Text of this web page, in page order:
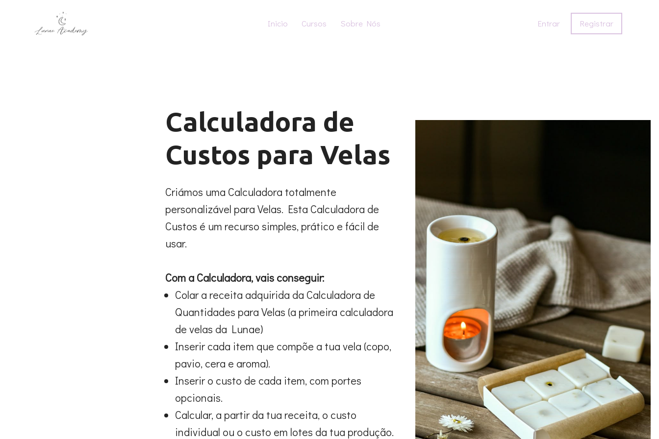
Inicio Cursos Sobre Nós Entrar Registrar
Calculadora de
Custos para Velas
Criámos uma Calculadora totalmente
personalizável para Velas. Esta Calculadora de
Custos é um recurso simples, prático e fácil de
usar.
Com a Calculadora, vais conseguir:
Colar a receita adquirida da Calculadora de
Quantidades para Velas (a primeira calculadora
de velas da Lunae)
Inserir cada item que compõe a tua vela (copo,
pavio, cera e aroma).
Inserir o custo de cada item, com portes
opcionais.
Calcular, a partir da tua receita, o custo
individual ou o custo em lotes da tua produção.